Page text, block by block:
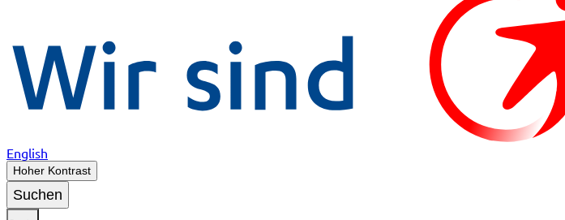
English
Hoher Kontrast
Suchen